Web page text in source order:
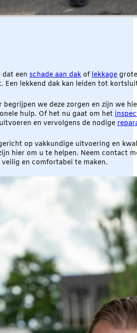
dat een schade aan dak of lekkage
Een lekkend dak kan leiden tot
begrijpen we deze zorgen en zijn we
hulp. Of het nu gaat om het
en vervolgens de nodige
op vakkundige uitvoering en
hier om u te helpen. Neem contact
en comfortabel te maken.